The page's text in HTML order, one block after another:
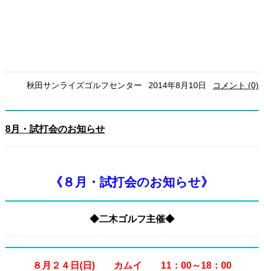
秋田サンライズゴルフセンター 2014年8月10日 コメント (0)
8月・試打会のお知らせ
《８月・試打会のお知らせ》
◆二木ゴルフ主催◆
８月２４日(日) カムイ 11：00～18：00